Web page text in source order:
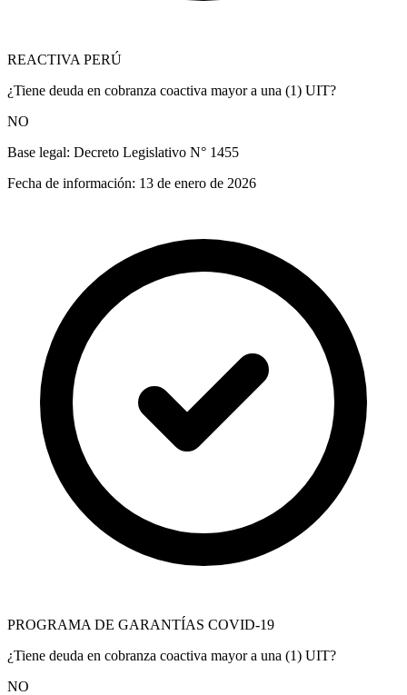
REACTIVA PERÚ
¿Tiene deuda en cobranza coactiva mayor a una (1) UIT?
NO
Base legal: Decreto Legislativo N° 1455
Fecha de información: 13 de enero de 2026
PROGRAMA DE GARANTÍAS COVID-19
¿Tiene deuda en cobranza coactiva mayor a una (1) UIT?
NO